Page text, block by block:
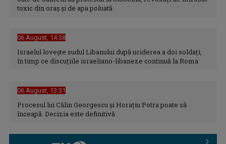
ROXANA ZAMFIRESCU
Cu o carieră de peste două decenii în ...
toxic din oraș și de apa poluată
06 August, 14:38
Israelul loveşte sudul Libanului după uciderea a doi soldaţi,
în timp ce discuţiile israeliano-libaneze continuă la Roma
06 August, 13:31
Procesul lui Călin Georgescu și Horațiu Potra poate să
înceapă. Decizia este definitivă